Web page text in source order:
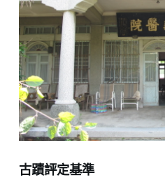
古蹟評定基準